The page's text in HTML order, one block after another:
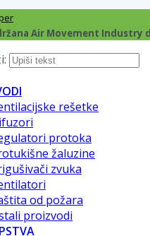
Air Movement Industry
rešetke
protoka
žaluzine
zvuka
od požara
proizvodi